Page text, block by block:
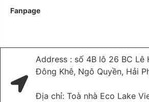
Fanpage
Address : số 4B lô 26 BC Lê
Đông Khê, Ngô Quyền, Hải
Địa chỉ: Toà nhà Eco Lake